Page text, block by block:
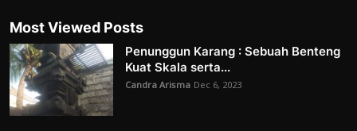
Most Viewed Posts
Penunggun Karang : Sebuah Benteng
Kuat Skala serta...
Candra Arisma Dec 6, 2023